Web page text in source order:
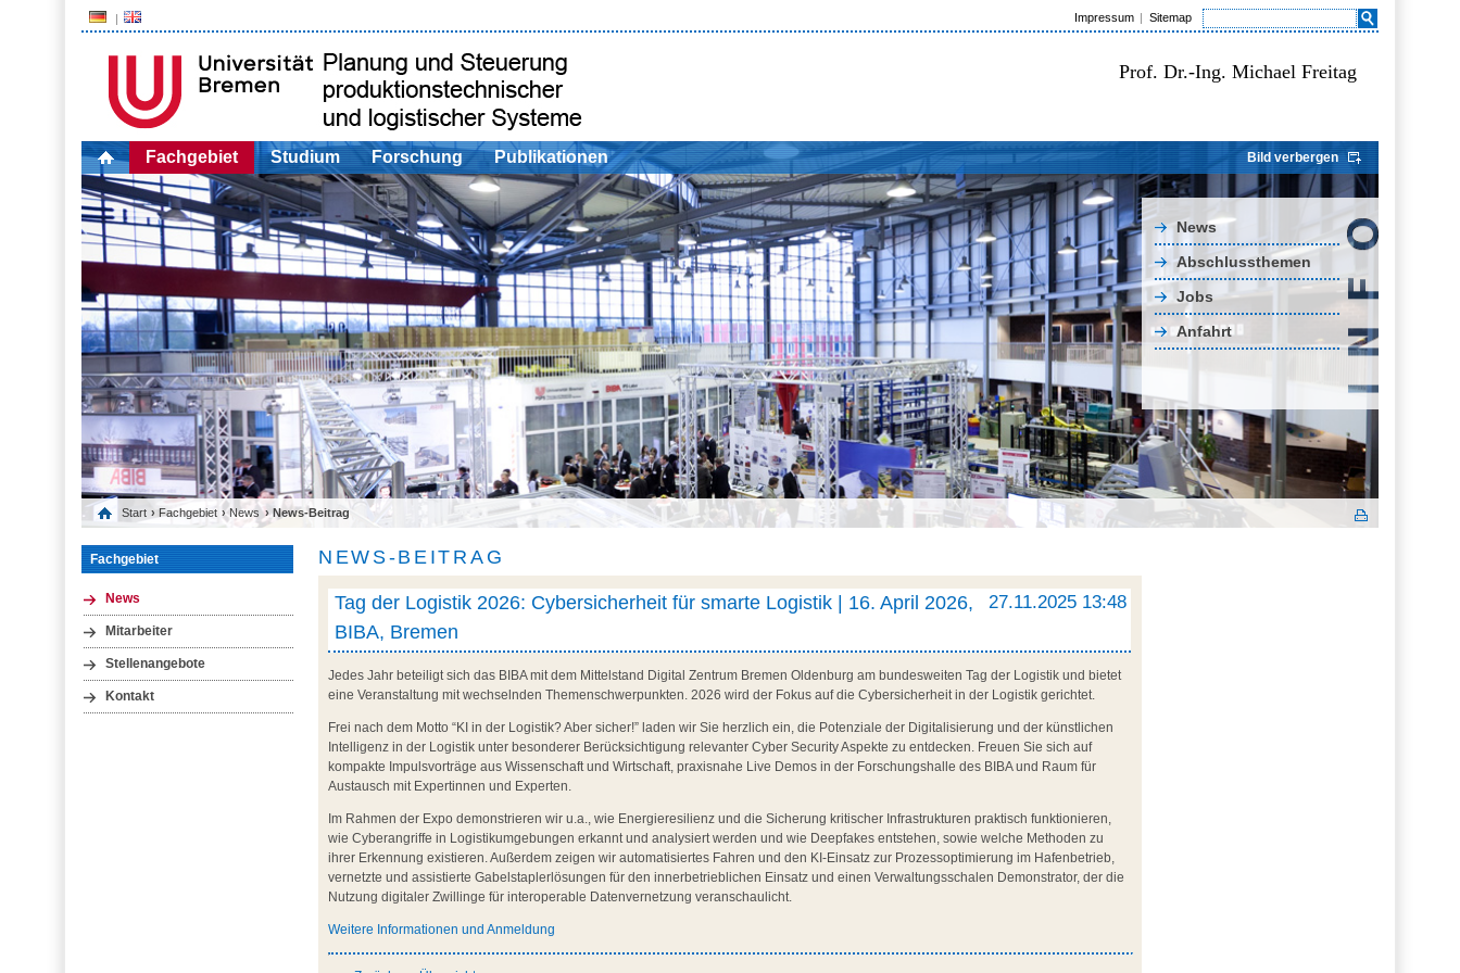
Impressum Sitemap
Prof. Dr.-Ing. Michael Freitag
Fachgebiet Studium Forschung Publikationen Bild verbergen
News
Abschlussthemen
Jobs
Anfahrt
Start › Fachgebiet ›News › News-Beitrag
Fachgebiet
News
Mitarbeiter
Stellenangebote
Kontakt
NEWS-BEITRAG
27.11.2025 13:48
Tag der Logistik 2026: Cybersicherheit für smarte Logistik | 16. April 2026,
BIBA, Bremen
Jedes Jahr beteiligt sich das BIBA mit dem Mittelstand Digital Zentrum Bremen Oldenburg am bundesweiten Tag der Logistik und bietet
eine Veranstaltung mit wechselnden Themenschwerpunkten. 2026 wird der Fokus auf die Cybersicherheit in der Logistik gerichtet.
Frei nach dem Motto “KI in der Logistik? Aber sicher!” laden wir Sie herzlich ein, die Potenziale der Digitalisierung und der künstlichen
Intelligenz in der Logistik unter besonderer Berücksichtigung relevanter Cyber Security Aspekte zu entdecken. Freuen Sie sich auf
kompakte Impulsvorträge aus Wissenschaft und Wirtschaft, praxisnahe Live Demos in der Forschungshalle des BIBA und Raum für
Austausch mit Expertinnen und Experten.
Im Rahmen der Expo demonstrieren wir u.a., wie Energieresilienz und die Sicherung kritischer Infrastrukturen praktisch funktionieren,
wie Cyberangriffe in Logistikumgebungen erkannt und analysiert werden und wie Deepfakes entstehen, sowie welche Methoden zu
ihrer Erkennung existieren. Außerdem zeigen wir automatisiertes Fahren und den KI-Einsatz zur Prozessoptimierung im Hafenbetrieb,
vernetzte und assistierte Gabelstaplerlösungen für den innerbetrieblichen Einsatz und einen Verwaltungsschalen Demonstrator, der die
Nutzung digitaler Zwillinge für interoperable Datenvernetzung veranschaulicht.
Weitere Informationen und Anmeldung